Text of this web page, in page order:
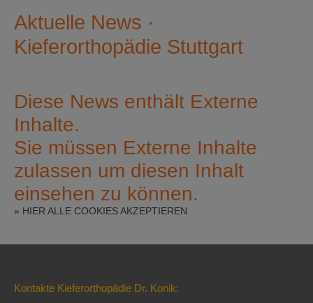
Aktuelle News ·
Kieferorthopädie Stuttgart
Diese News enthält Externe
Inhalte.
Sie müssen Externe Inhalte
zulassen um diesen Inhalt
einsehen zu können.
» HIER ALLE COOKIES AKZEPTIEREN
Kontakte Kieferorthopädie Dr. Konik: